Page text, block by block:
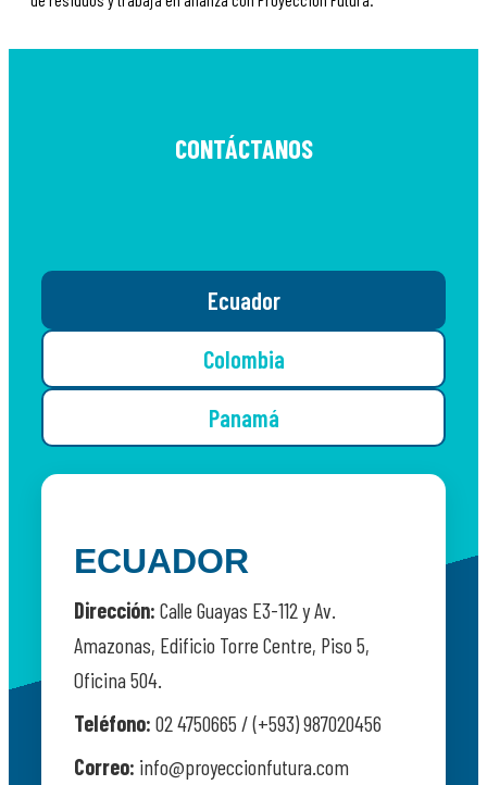
CONTÁCTANOS
Ecuador
Colombia
Panamá
ECUADOR
Dirección: Calle Guayas E3-112 y Av.
Amazonas, Edificio Torre Centre, Piso 5,
Oficina 504.
Teléfono: 02 4750665 / (+593) 987020456
Correo: info@proyeccionfutura.com